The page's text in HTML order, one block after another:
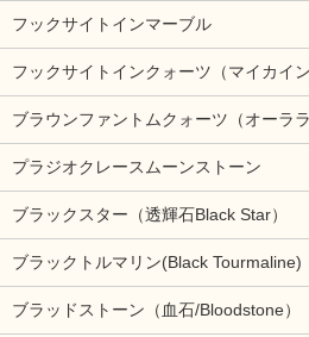
フックサイトインマーブル
フックサイトインクォーツ（マイカイン
ブラウンファントムクォーツ（オーララ
プラジオクレースムーンストーン
ブラックスター（透輝石Black Star）
ブラックトルマリン(Black Tourmaline)
ブラッドストーン（血石/Bloodstone）